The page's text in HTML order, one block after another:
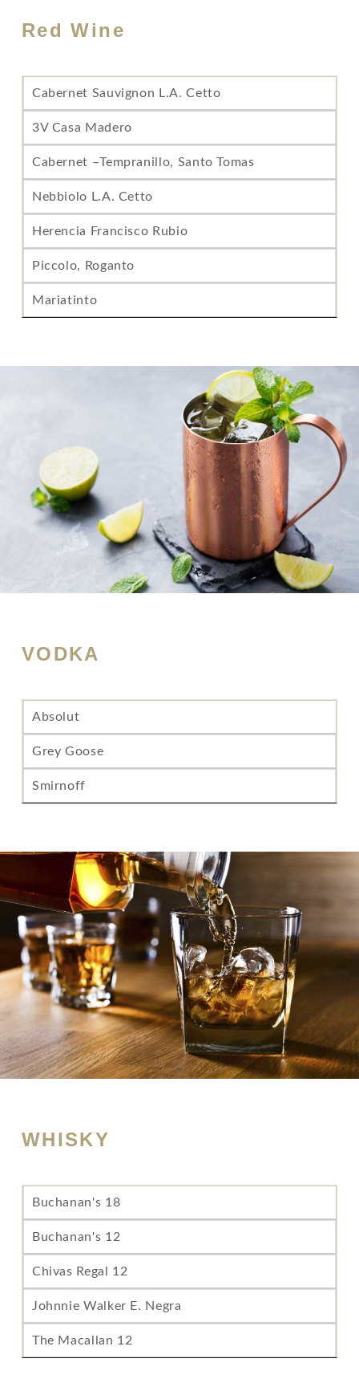
Red Wine
Cabernet Sauvignon L.A. Cetto
3V Casa Madero
Cabernet –Tempranillo, Santo Tomas
Nebbiolo L.A. Cetto
Herencia Francisco Rubio
Piccolo, Roganto
Mariatinto
VODKA
Absolut
Grey Goose
Smirnoff
WHISKY
Buchanan's 18
Buchanan's 12
Chivas Regal 12
Johnnie Walker E. Negra
The Macallan 12